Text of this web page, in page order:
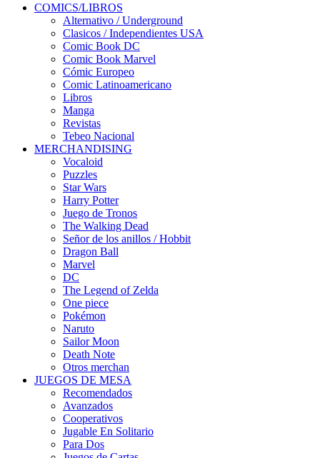
COMICS/LIBROS
Alternativo / Underground
Clasicos / Independientes USA
Comic Book DC
Comic Book Marvel
Cómic Europeo
Comic Latinoamericano
Libros
Manga
Revistas
Tebeo Nacional
MERCHANDISING
Vocaloid
Puzzles
Star Wars
Harry Potter
Juego de Tronos
The Walking Dead
Señor de los anillos / Hobbit
Dragon Ball
Marvel
DC
The Legend of Zelda
One piece
Pokémon
Naruto
Sailor Moon
Death Note
Otros merchan
JUEGOS DE MESA
Recomendados
Avanzados
Cooperativos
Jugable En Solitario
Para Dos